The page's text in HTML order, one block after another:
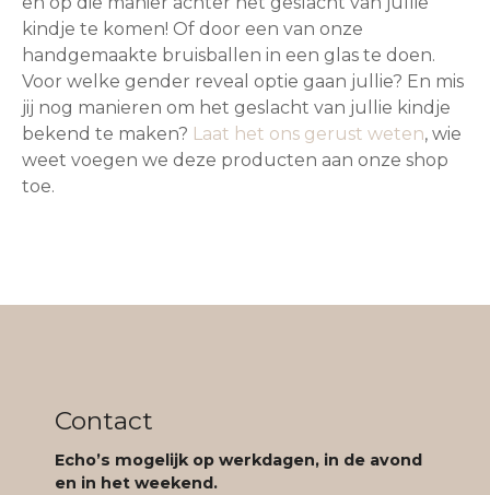
kindje te komen! Of door een van onze
handgemaakte bruisballen in een glas te doen.
Voor welke gender reveal optie gaan jullie? En mis
jij nog manieren om het geslacht van jullie kindje
bekend te maken? Laat het ons gerust weten, wie
weet voegen we deze producten aan onze shop
toe.
Contact
Echo’s mogelijk op werkdagen, in de avond
en in het weekend.